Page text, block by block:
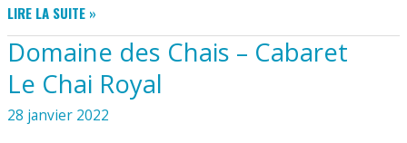
JIMMY
LABRIEUX
–
IMMOBILIER
LIRE LA SUITE »
Domaine des Chais – Cabaret
Le Chai Royal
28 janvier 2022